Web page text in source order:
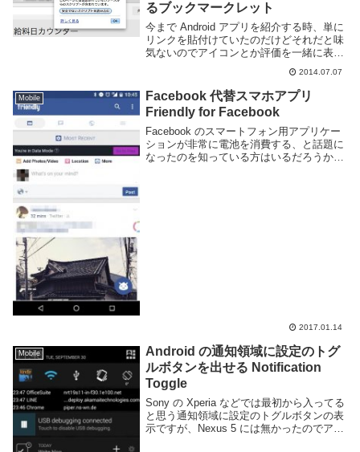
るブックマークレット
今まで Android アプリを紹介する時、単に
リンクを貼付けていたのだけどそれだと味
気ないのでアイコンとか評価を一緒に表示
できるブックマークレットを作成した。作
成したといってもぐぐって出てきたやつが
バージョンが古くて現在の Google ...
2014.07.07
Mobile
Facebook 代替スマホアプリ
Friendly for Facebook
Facebook のスマートフォン用アプリケー
ションが非常に電池を消費する、と話題に
なったのを知っている方はいるだろうか。
2017.01.14
Mobile
Android の通知領域に設定のトグ
ルボタンを出せる Notification
Toggle
Sony の Xperia などでは最初から入ってる
と思う通知領域に設定のトグルボタンの表
示ですが、Nexus 5 には無かったのでアプ